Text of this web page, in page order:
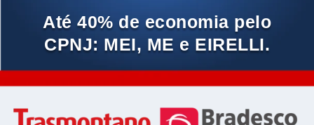
Até 40% de economia pelo
CPNJ: MEI, ME e EIRELLI.